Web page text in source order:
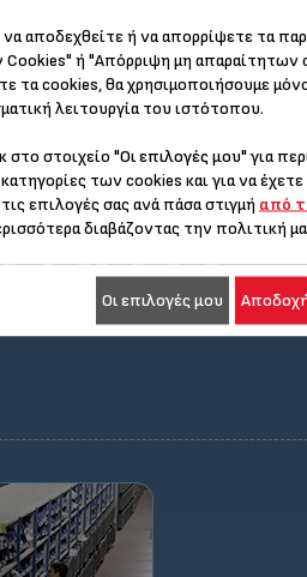
αποδεχθείτε ή να απορρίψετε τα
ή "Απόρριψη μη απαραίτητων
τα cookies, θα χρησιμοποιήσουμε
λειτουργία του ιστότοπου.
στο στοιχείο "Οι επιλογές μου"για
των cookies και για να
επιλογές σας ανά πάσα στιγμή από
διαβάζοντας την πολιτική
Οι επιλογές μου